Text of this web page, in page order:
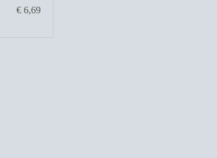
€ 6,69